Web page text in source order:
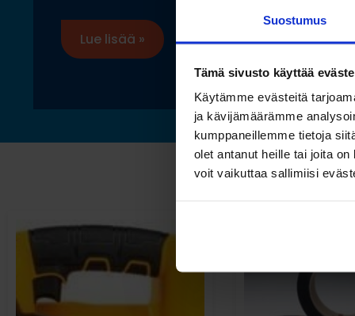
Suostumus
Tämä sivusto käyttää
Käytämme evästeitä
ja kävijämäärämme
kumppaneillemme tietoja
olet antanut heille tai joita
voit vaikuttaa sallimiisi
Lue lisää »